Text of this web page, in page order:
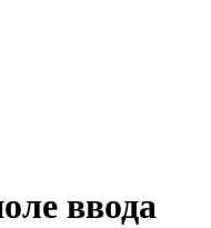
ввода